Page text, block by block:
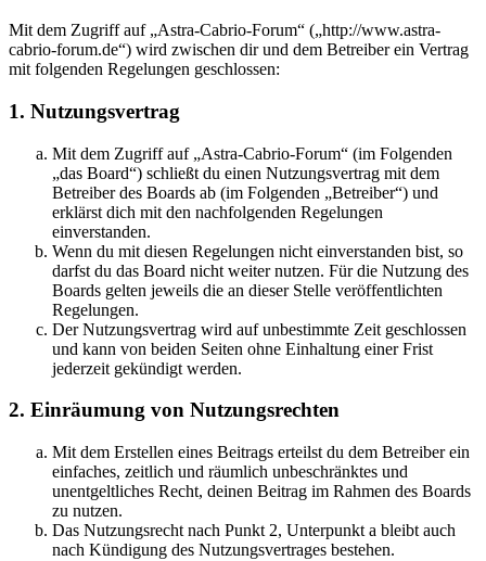
Mit dem Zugriff auf „Astra-Cabrio-Forum“ („http://www.astra-
cabrio-forum.de“) wird zwischen dir und dem Betreiber ein Vertrag
mit folgenden Regelungen geschlossen:
1. Nutzungsvertrag
Mit dem Zugriff auf „Astra-Cabrio-Forum“ (im Folgenden
„das Board“) schließt du einen Nutzungsvertrag mit dem
Betreiber des Boards ab (im Folgenden „Betreiber“) und
erklärst dich mit den nachfolgenden Regelungen
einverstanden.
Wenn du mit diesen Regelungen nicht einverstanden bist, so
darfst du das Board nicht weiter nutzen. Für die Nutzung des
Boards gelten jeweils die an dieser Stelle veröffentlichten
Regelungen.
Der Nutzungsvertrag wird auf unbestimmte Zeit geschlossen
und kann von beiden Seiten ohne Einhaltung einer Frist
jederzeit gekündigt werden.
2. Einräumung von Nutzungsrechten
Mit dem Erstellen eines Beitrags erteilst du dem Betreiber ein
einfaches, zeitlich und räumlich unbeschränktes und
unentgeltliches Recht, deinen Beitrag im Rahmen des Boards
zu nutzen.
Das Nutzungsrecht nach Punkt 2, Unterpunkt a bleibt auch
nach Kündigung des Nutzungsvertrages bestehen.